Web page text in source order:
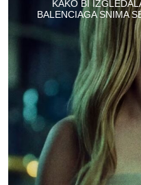
KAKO BI
BALENCIAGA SNIMA